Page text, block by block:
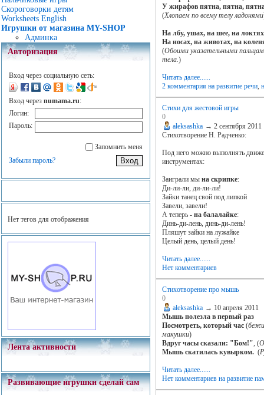
Скороговорки детям
Worksheets English
Игрушки от магазина MY-SHOP
Админка
Авторизация
Вход через социальную сеть:
Вход через numama.ru:
Логин:
Пароль:
Запомнить меня
Забыли пароль?
Нет тегов для отображения
Лента активности
Развивающие игрушки сделай сам
У жирафов пятна, пятна,
(Хлопаем по всему телу ладонями
На лбу, ушах, на шее, на
На носах, на животах, на
(Обоими указательными
тела. )
Читать далее......
2 комментария на развитие речи,
Стихи для жестовой игры
0
aleksashka → 2 сентября 2011
Стихотворение Н. Радченко:
Под него можно выполнять
инструментах:
Заиграли мы на скрипке:
Ди-ли-ли, ди-ли-ли!
Зайки танец свой под липкой
Завели, завели!
А теперь - на балалайке:
Динь-ди-лень, динь-ди-лень!
Пляшут зайки на лужайке
Целый день, целый день!
Читать далее......
Нет комментариев
Cтихотворение про мышь
0
aleksashka → 10 апреля 2011
Мышь полезла в первый раз
Посмотреть, который час(
макушки)
Вдруг часы сказали: "Бом!" , (
Мышь скатилась кувырком.(
Читать далее......
Нет комментариев на развитие